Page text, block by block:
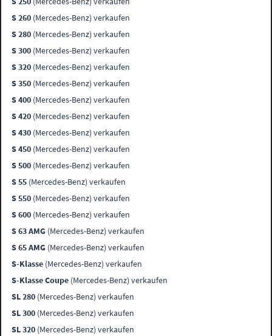
S 260 (Mercedes-Benz) verkaufen
S 280 (Mercedes-Benz) verkaufen
S 300 (Mercedes-Benz) verkaufen
S 320 (Mercedes-Benz) verkaufen
S 350 (Mercedes-Benz) verkaufen
S 400 (Mercedes-Benz) verkaufen
S 420 (Mercedes-Benz) verkaufen
S 430 (Mercedes-Benz) verkaufen
S 450 (Mercedes-Benz) verkaufen
S 500 (Mercedes-Benz) verkaufen
S 55 (Mercedes-Benz) verkaufen
S 550 (Mercedes-Benz) verkaufen
S 600 (Mercedes-Benz) verkaufen
S 63 AMG (Mercedes-Benz) verkaufen
S 65 AMG (Mercedes-Benz) verkaufen
S-Klasse (Mercedes-Benz) verkaufen
S-Klasse Coupe (Mercedes-Benz) verkaufen
SL 280 (Mercedes-Benz) verkaufen
SL 300 (Mercedes-Benz) verkaufen
SL 320 (Mercedes-Benz) verkaufen